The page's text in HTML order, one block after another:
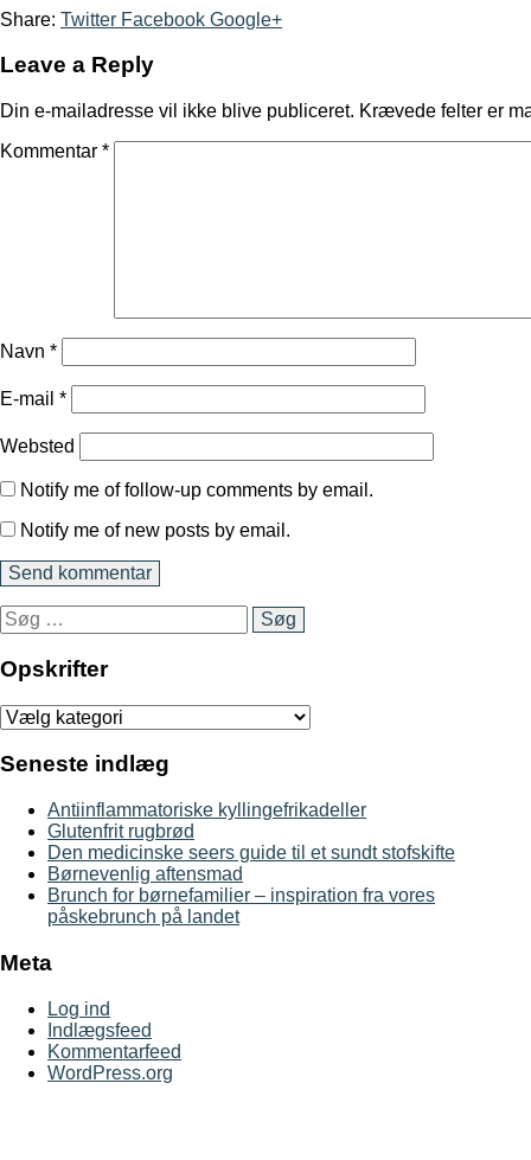
Share: Twitter Facebook Google+
Leave a Reply
Din e-mailadresse vil ikke blive publiceret. Krævede felter er
Kommentar *
Navn *
E-mail *
Websted
Notify me of follow-up comments by email.
Notify me of new posts by email.
Søg
efter:
Opskrifter
Opskrifter
Seneste indlæg
Antiinflammatoriske kyllingefrikadeller
Glutenfrit rugbrød
Den medicinske seers guide til et sundt stofskifte
Børnevenlig aftensmad
Brunch for børnefamilier – inspiration fra vores
påskebrunch på landet
Meta
Log ind
Indlægsfeed
Kommentarfeed
WordPress.org